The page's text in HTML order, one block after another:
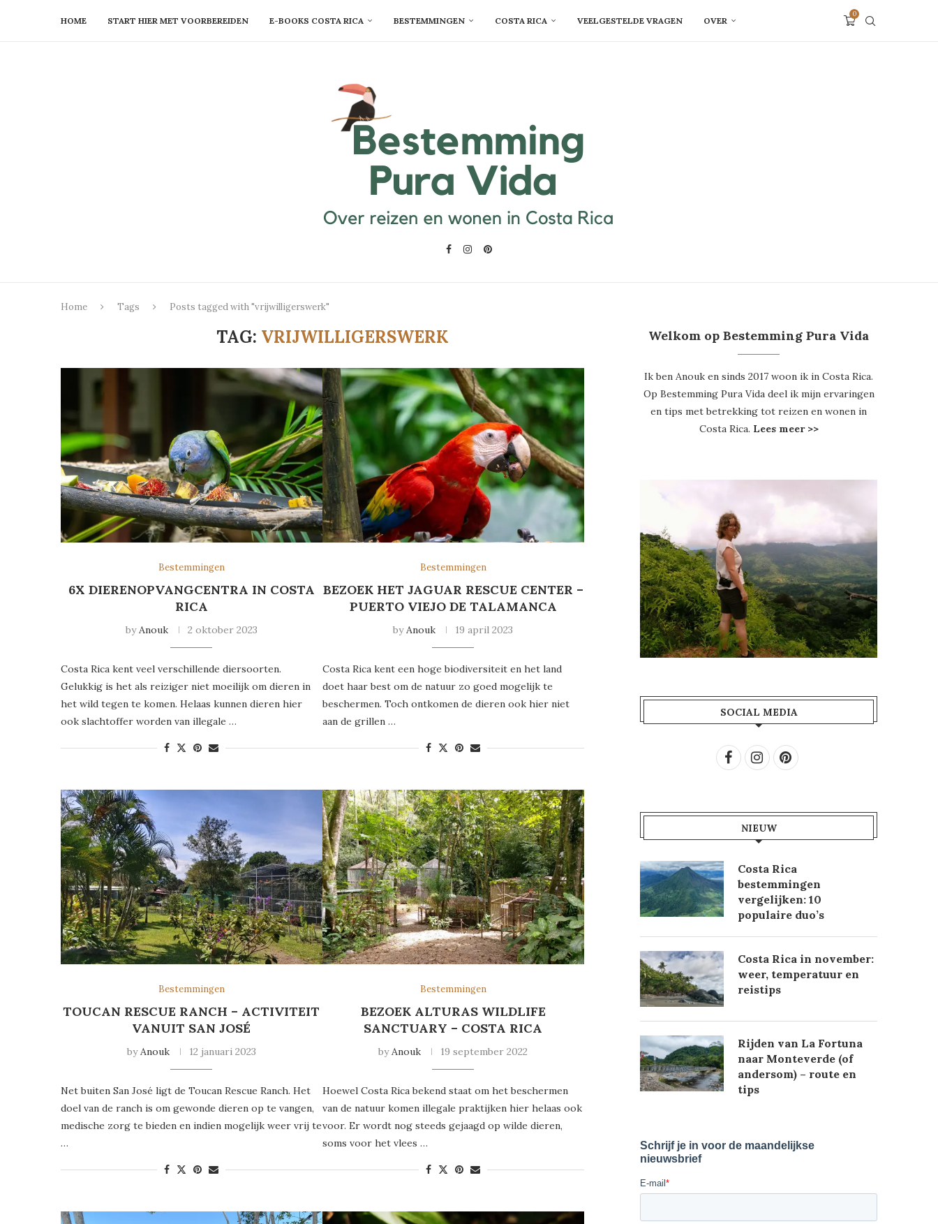
HOME START HIER MET VOORBEREIDEN E-BOOKS COSTA RICA BESTEMMINGEN COSTA RICA VEELGESTELDE VRAGEN OVER
0
Home Tags Posts tagged with "vrijwilligerswerk"
TAG: VRIJWILLIGERSWERK
Bestemmingen
6X DIERENOPVANGCENTRA IN COSTA
RICA
byAnouk 2 oktober 2023
Costa Rica kent veel verschillende diersoorten.
Gelukkig is het als reiziger niet moeilijk om dieren in
het wild tegen te komen. Helaas kunnen dieren hier
ook slachtoffer worden van illegale …
Bestemmingen
BEZOEK HET JAGUAR RESCUE CENTER –
PUERTO VIEJO DE TALAMANCA
byAnouk 19 april 2023
Costa Rica kent een hoge biodiversiteit en het land
doet haar best om de natuur zo goed mogelijk te
beschermen. Toch ontkomen de dieren ook hier niet
aan de grillen …
Bestemmingen
TOUCAN RESCUE RANCH – ACTIVITEIT
VANUIT SAN JOSÉ
byAnouk 12 januari 2023
Net buiten San José ligt de Toucan Rescue Ranch. Het
doel van de ranch is om gewonde dieren op te vangen,
medische zorg te bieden en indien mogelijk weer vrij te
…
Bestemmingen
BEZOEK ALTURAS WILDLIFE
SANCTUARY – COSTA RICA
byAnouk 19 september 2022
Hoewel Costa Rica bekend staat om het beschermen
van de natuur komen illegale praktijken hier helaas ook
voor. Er wordt nog steeds gejaagd op wilde dieren,
soms voor het vlees …
Welkom op Bestemming Pura Vida
Ik ben Anouk en sinds 2017 woon ik in Costa Rica.
Op Bestemming Pura Vida deel ik mijn ervaringen
en tips met betrekking tot reizen en wonen in
Costa Rica. Lees meer >>
SOCIAL MEDIA
NIEUW
Costa Rica
bestemmingen
vergelijken: 10
populaire duo’s
Costa Rica in november:
weer, temperatuur en
reistips
Rijden van La Fortuna
naar Monteverde (of
andersom) – route en
tips